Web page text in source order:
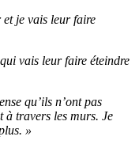
je vais leur faire
vais leur faire éteindre
qu’ils n’ont pas
à travers les murs. Je
»